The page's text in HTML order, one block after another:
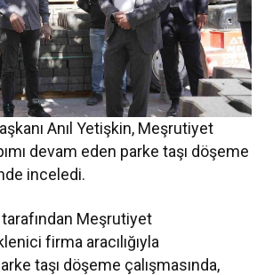
Anıl Yetişkin, Meşrutiyet
devam eden parke taşı döşeme
inceledi.
Meşrutiyet
firma aracılığıyla
taşı döşeme çalışmasında,